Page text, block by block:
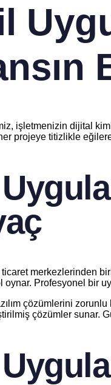
işletmenizin dijital
projeye titizlikle
merkezlerinden
oynar. Profesyonel bir
çözümlerini
çözümler sunar.